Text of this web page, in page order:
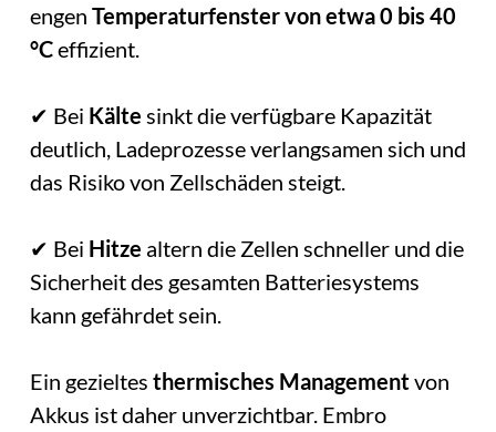
engen Temperaturfenster von etwa 0 bis 40
°Ceffizient.
✔ Bei Kälte sinkt die verfügbare Kapazität
deutlich, Ladeprozesse verlangsamen sich und
das Risiko von Zellschäden steigt.
✔ Bei Hitze altern die Zellen schneller und die
Sicherheit des gesamten Batteriesystems
kann gefährdet sein.
Ein gezieltes thermisches Managementvon
Akkus ist daher unverzichtbar. Embro